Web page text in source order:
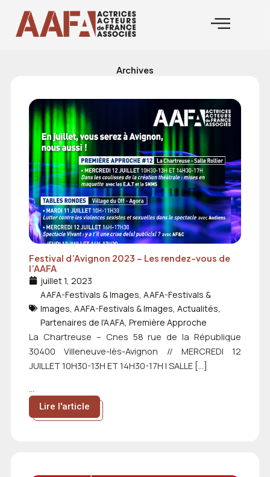
contenu
Archives
Festival d’Avignon 2023 – Les rendez-vous de
l’AAFA
juillet 1, 2023
AAFA-Festivals & Images,AAFA-Festivals &
Images,AAFA-Festivals & Images,Actualités,
Partenaires de l'AAFA,Première Approche
La Chartreuse – Cnes 58 rue de la République
30400 Villeneuve-lès-Avignon // MERCREDI 12
JUILLET 10H30-13H ET 14H30-17H | SALLE […]
...
Lire l'article